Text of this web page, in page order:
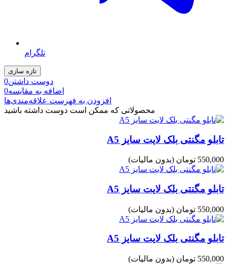
تلگرام
دوست داشتن0
اضافه به مقایسه0
افزودن به فهرست علاقه‌مندی‌ها
محصولاتی که ممکن است دوست داشته باشید
تابلو مگنتی بلک لایت سایز A5
550,000 تومان (بدون مالیات)
تابلو مگنتی بلک لایت سایز A5
550,000 تومان (بدون مالیات)
تابلو مگنتی بلک لایت سایز A5
550,000 تومان (بدون مالیات)